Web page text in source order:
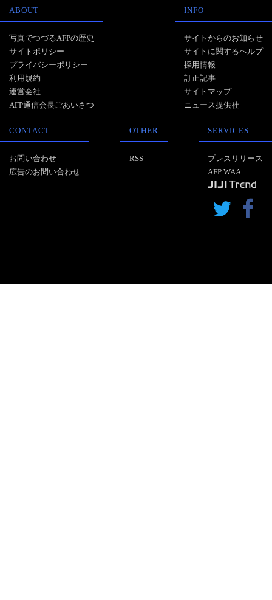
ABOUT
写真でつづるAFPの歴史
サイトポリシー
プライバシーポリシー
利用規約
運営会社
AFP通信会長ごあいさつ
INFO
サイトからのお知らせ
サイトに関するヘルプ
採用情報
訂正記事
サイトマップ
ニュース提供社
CONTACT
お問い合わせ
広告のお問い合わせ
OTHER
RSS
SERVICES
プレスリリース
AFP WAA